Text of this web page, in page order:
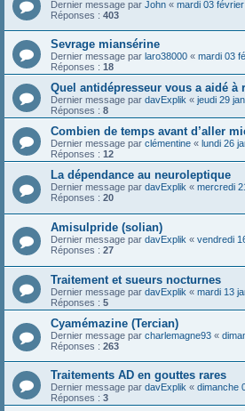
Dernier message par John « mardi 03
Réponses : 403
Sevrage miansérine
Dernier message par laro38000 « mardi 03
Réponses : 18
Quel antidépresseur vous a aidé
Dernier message par davExplik « jeudi 29
Réponses : 8
Combien de temps avant d’aller
Dernier message par clémentine « lundi 26
Réponses : 12
La dépendance au neuroleptique
Dernier message par davExplik « mercredi
Réponses : 20
Amisulpride (solian)
Dernier message par davExplik « vendredi
Réponses : 27
Traitement et sueurs nocturnes
Dernier message par davExplik « mardi 13
Réponses : 5
Cyamémazine (Tercian)
Dernier message par charlemagne93 «
Réponses : 263
Traitements AD en gouttes rares
Dernier message par davExplik « dimanche
Réponses : 3